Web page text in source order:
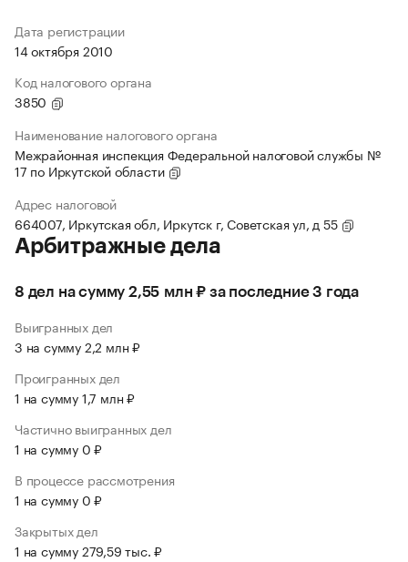
Дата регистрации
14 октября 2010
Код налогового органа
3850
Наименование налогового органа
Межрайонная инспекция Федеральной налоговой службы №
17 по Иркутской области
Адрес налоговой
664007, Иркутская обл, Иркутск г, Советская ул, д 55
Арбитражные дела
8 дел на сумму 2,55 млн ₽ за последние 3 года
Выигранных дел
3 на сумму 2,2 млн ₽
Проигранных дел
1 на сумму 1,7 млн ₽
Частично выигранных дел
1 на сумму 0 ₽
В процессе рассмотрения
1 на сумму 0 ₽
Закрытых дел
1 на сумму 279,59 тыс. ₽